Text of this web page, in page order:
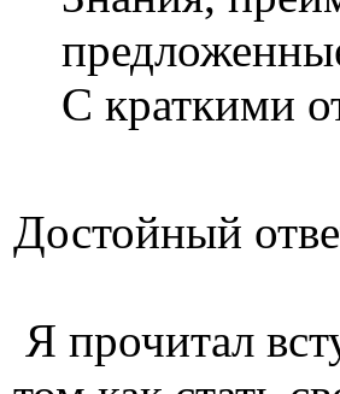
С краткими
Достойный
Я прочитал